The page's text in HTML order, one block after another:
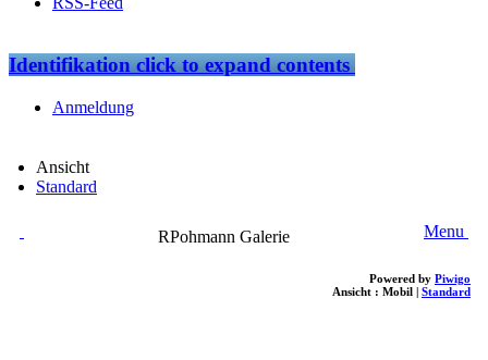
Identifikationclick to expand contents
Anmeldung
Ansicht
Standard
RPohmann Galerie Menu
Powered by Piwigo
Ansicht : Mobil | Standard